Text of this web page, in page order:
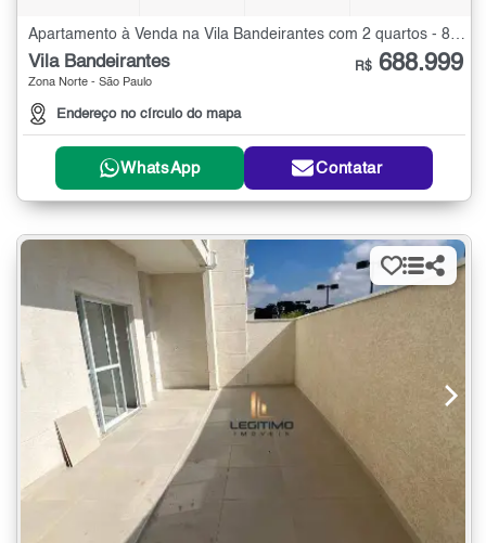
Apartamento à Venda na Vila Bandeirantes com 2 quartos - 85 m²
Vila Bandeirantes
Zona Norte - São Paulo
Endereço no círculo do mapa
R$ 688.999
WhatsApp Contatar